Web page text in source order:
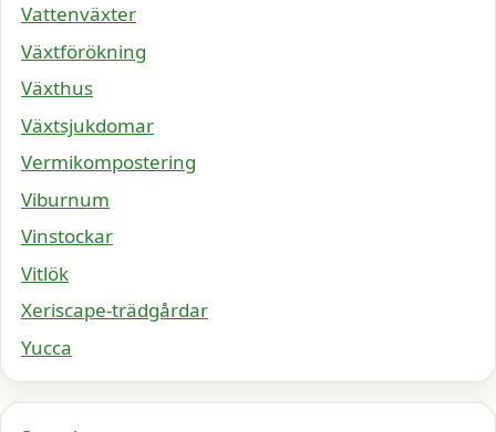
Vattenväxter
Växtförökning
Växthus
Växtsjukdomar
Vermikompostering
Viburnum
Vinstockar
Vitlök
Xeriscape-trädgårdar
Yucca